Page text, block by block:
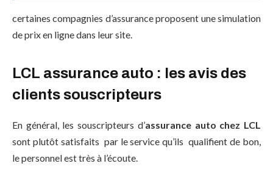
certaines compagnies d’assurance proposent une simulation
de prix en ligne dans leur site.
LCL assurance auto : les avis des
clients souscripteurs
En général, les souscripteurs d’assurance auto chez LCL
sont plutôt satisfaits par le service qu’ils qualifient de bon,
le personnel est très à l’écoute.